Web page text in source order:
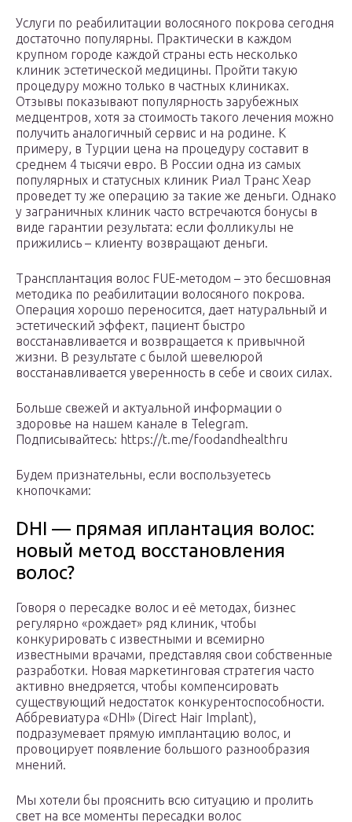
Услуги по реабилитации волосяного покрова сегодня
достаточно популярны. Практически в каждом
крупном городе каждой страны есть несколько
клиник эстетической медицины. Пройти такую
процедуру можно только в частных клиниках.
Отзывы показывают популярность зарубежных
медцентров, хотя за стоимость такого лечения можно
получить аналогичный сервис и на родине. К
примеру, в Турции цена на процедуру составит в
среднем 4 тысячи евро. В России одна из самых
популярных и статусных клиник Риал Транс Хеар
проведет ту же операцию за такие же деньги. Однако
у заграничных клиник часто встречаются бонусы в
виде гарантии результата: если фолликулы не
прижились – клиенту возвращают деньги.
Трансплантация волос FUE-методом – это бесшовная
методика по реабилитации волосяного покрова.
Операция хорошо переносится, дает натуральный и
эстетический эффект, пациент быстро
восстанавливается и возвращается к привычной
жизни. В результате с былой шевелюрой
восстанавливается уверенность в себе и своих силах.
Больше свежей и актуальной информации о
здоровье на нашем канале в Telegram.
Подписывайтесь: https://t.me/foodandhealthru
Будем признательны, если воспользуетесь
кнопочками:
DHI — прямая иплантация волос:
новый метод восстановления
волос?
Говоря о пересадке волос и её методах, бизнес
регулярно «рождает» ряд клиник, чтобы
конкурировать с известными и всемирно
известными врачами, представляя свои собственные
разработки. Новая маркетинговая стратегия часто
активно внедряется, чтобы компенсировать
существующий недостаток конкурентоспособности.
Аббревиатура «DHI» (Direct Hair Implant),
подразумевает прямую имплантацию волос, и
провоцирует появление большого разнообразия
мнений.
Мы хотели бы прояснить всю ситуацию и пролить
свет на все моменты пересадки волос